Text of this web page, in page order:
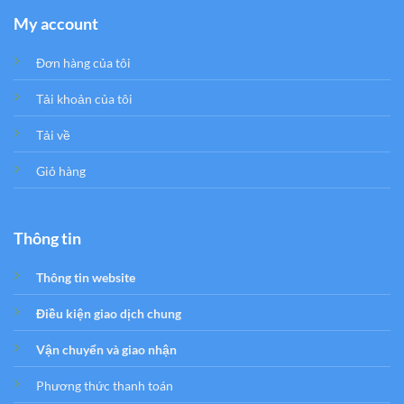
My account
Đơn hàng của tôi
Tải khoản của tôi
Tải về
Giỏ hàng
Thông tin
Thông tin website
Điều kiện giao dịch chung
Vận chuyển và giao nhận
Phương thức thanh toán